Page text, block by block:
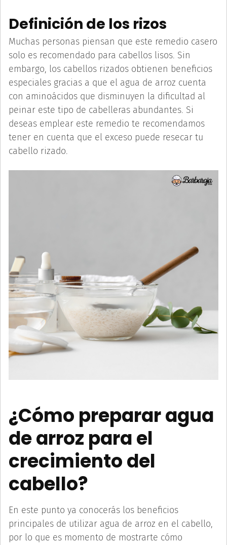
Definición de los rizos
Muchas personas piensan que este remedio casero
solo es recomendado para cabellos lisos. Sin
embargo, los cabellos rizados obtienen beneficios
especiales gracias a que el agua de arroz cuenta
con aminoácidos que disminuyen la dificultad al
peinar este tipo de cabelleras abundantes. Si
deseas emplear este remedio te recomendamos
tener en cuenta que el exceso puede resecar tu
cabello rizado.
¿Cómo preparar agua
de arroz para el
crecimiento del
cabello?
En este punto ya conocerás los beneficios
principales de utilizar agua de arroz en el cabello,
por lo que es momento de mostrarte cómo